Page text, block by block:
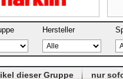
Hersteller
dieser Gruppe nur